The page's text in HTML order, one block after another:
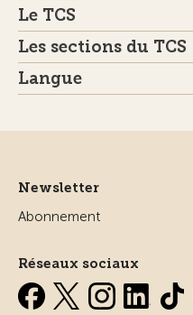
Le TCS
Les sections du TCS
Langue
Newsletter
Abonnement
Réseaux sociaux